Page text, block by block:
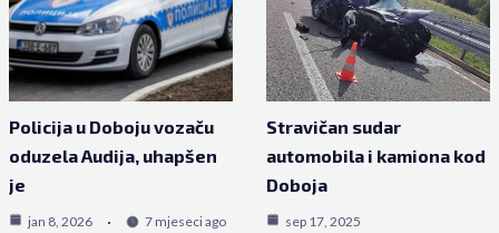
Policija u Doboju vozaču
oduzela Audija, uhapšen
je
jan 8, 2026 7 mjeseci ago
Stravičan sudar
automobila i kamiona kod
Doboja
sep 17, 2025